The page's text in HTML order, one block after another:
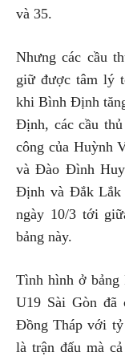
và 35.
Nhưng các cầu
giữ được tâm lý
khi Bình Định
Định, các cầu
công của Huỳnh
và Đào Đình
Định và Đắk Lắk
ngày 10/3 tới
bảng này.
Tình hình ở bảng
U19 Sài Gòn đã
Đồng Tháp với
là trận đấu mà